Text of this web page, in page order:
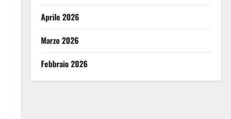
Aprile 2026
Marzo 2026
Febbraio 2026